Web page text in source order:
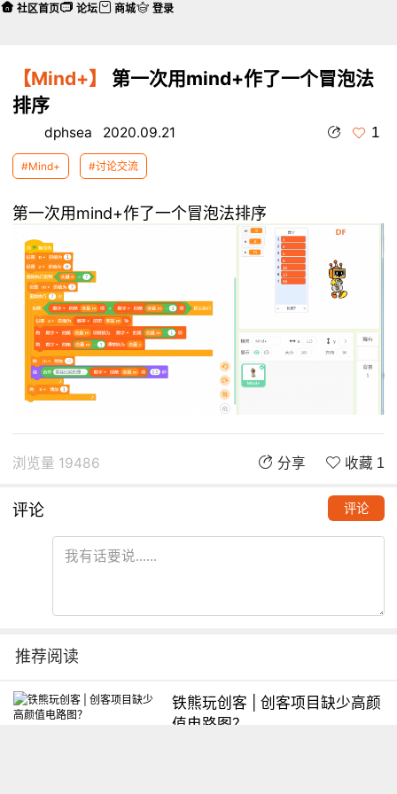
【Mind+】
第一次用mind+作了一个冒泡法
排序
dphsea 2020.09.21 1
#Mind+ #讨论交流
第一次用mind+作了一个冒泡法排序
浏览量 19486 分享 收藏 1
评论 评论
推荐阅读
铁熊玩创客 | 创客项目缺少高颜
值电路图？
社区首页 论坛 商城 登录